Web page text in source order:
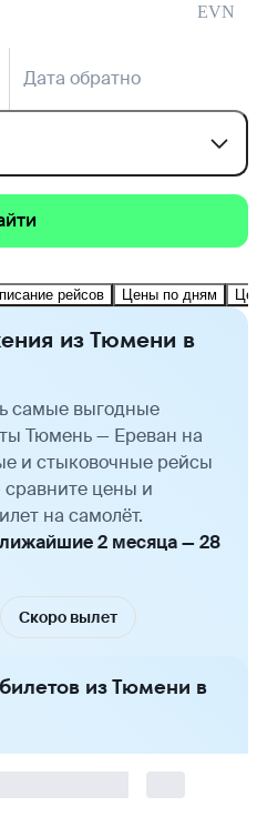
EVN
Дата обратно
рейсов Цены по дням
из Тюмени в
самые выгодные
Тюмень — Ереван на
и стыковочные рейсы
цены и
на самолёт.
2 месяца — 28
Скоро вылет
из Тюмени в